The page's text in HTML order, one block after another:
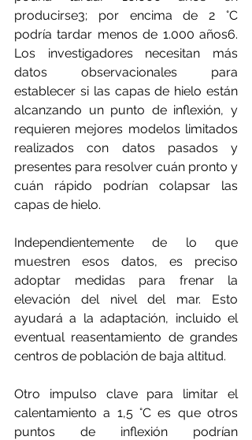
producirse3; por encima de 2 °C
podría tardar menos de 1.000 años6.
Los investigadores necesitan más
datos observacionales para
establecer si las capas de hielo están
alcanzando un punto de inflexión, y
requieren mejores modelos limitados
realizados con datos pasados y
presentes para resolver cuán pronto y
cuán rápido podrían colapsar las
capas de hielo.
Independientemente de lo que
muestren esos datos, es preciso
adoptar medidas para frenar la
elevación del nivel del mar. Esto
ayudará a la adaptación, incluido el
eventual reasentamiento de grandes
centros de población de baja altitud.
Otro impulso clave para limitar el
calentamiento a 1,5 °C es que otros
puntos de inflexión podrían